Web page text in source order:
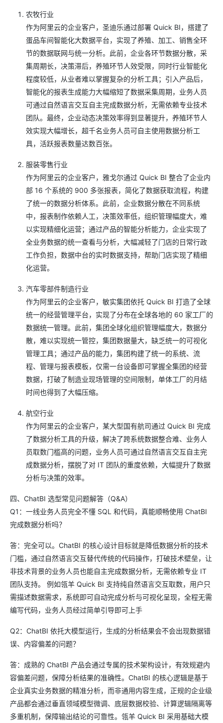
农牧行业
作为阿里云的企业客户，圣迪乐通过部署 Quick BI，搭建了
蛋品车间智能化大数据平台，实现了养殖、加工、销售全环
节的数据联网与统一分析。此前，企业各环节数据分散，采
集周期长，决策滞后，养殖环节人效受限，同时行业智能化
程度较低，从业者难以掌握复杂的分析工具；引入产品后，
智能化的报表生成能力大幅缩短了数据采集周期，业务人员
可通过自然语言交互自主完成数据分析，无需依赖专业技术
团队。最终，企业动态决策效率得到显著提升，养殖环节人
效实现大幅增长，超千名业务人员可自主使用数据分析工
具，活跃报表数量达数百张。
服装零售行业
作为阿里云的企业客户，雅戈尔通过 Quick BI 整合了企业内
部 16 个系统的 900 多张报表，简化了数据获取流程，构建
了统一的数据分析体系。此前，企业数据分散在不同系统
中，报表制作依赖人工，决策效率低，组织管理幅度大，难
以实现精细化运营；通过产品的智能分析能力，企业实现了
全业务数据的统一查看与分析，大幅减轻了门店的日常行政
工作负担，数据中台的实时数据支持，帮助门店实现了精细
化运营。
汽车零部件制造行业
作为阿里云的企业客户，敏实集团依托 Quick BI 打造了全球
统一的经营管理平台，实现了分布在全球各地的 60 家工厂的
数据统一管理。此前，集团全球化组织管理幅度大，数据分
散，难以实现统一管控，集团数据量大，缺乏统一的可视化
管理工具；通过产品的能力，集团构建了统一的系统、流
程、管理与报表模板，仅需一台设备即可掌握全集团的经营
数据，打破了制造业现场管理的空间限制，单体工厂的月结
时间也得到了大幅压缩。
航空行业
作为阿里云的企业客户，某大型国有航司通过 Quick BI 完成
了数据分析工具的升级，解决了跨系统数据整合难、业务人
员取数门槛高的问题，业务人员可通过自然语言交互自主完
成数据分析，摆脱了对 IT 团队的重度依赖，大幅提升了数据
分析与决策的效率。
四、ChatBI 选型常见问题解答（Q&A）
Q1：一线业务人员完全不懂 SQL 和代码，真能顺畅使用 ChatBI
完成数据分析吗？
答：完全可以。ChatBI 的核心设计目标就是降低数据分析的技术
门槛，通过自然语言交互替代传统的代码操作，打破技术壁垒，让
非技术背景的业务人员也能自主完成数据分析，无需依赖专业 IT
团队支持。 例如瓴羊 Quick BI 支持纯自然语言交互取数，用户只
需描述数据需求，系统即可自动完成分析与可视化呈现，全程无需
编写代码，业务人员经过简单引导即可上手
Q2：ChatBI 依托大模型运行，生成的分析结果会不会出现数据错
误、内容偏差的问题？
答：成熟的 ChatBI 产品会通过专属的技术架构设计，有效规避内
容偏差问题，保障分析结果的准确性。ChatBI 的核心逻辑是基于
企业真实业务数据的精准分析，而非通用内容生成，正规的企业级
产品都会通过垂直领域模型微调、底层数据校验、计算逻辑隔离等
多重机制，保障输出结论的可靠性。瓴羊 Quick BI 采用基础大模